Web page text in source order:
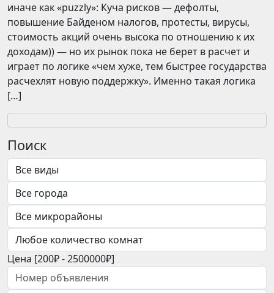
иначе как «puzzly»: Куча рисков — дефолты,
повышение Байденом налогов, протесты, вирусы,
стоимость акций очень высока по отношению к их
доходам)) — но их рынок пока не берет в расчет и
играет по логике «чем хуже, тем быстрее государства
расчехлят новую поддержку». Именно такая логика
[…]
Поиск
Цена [200₽-2500000₽]